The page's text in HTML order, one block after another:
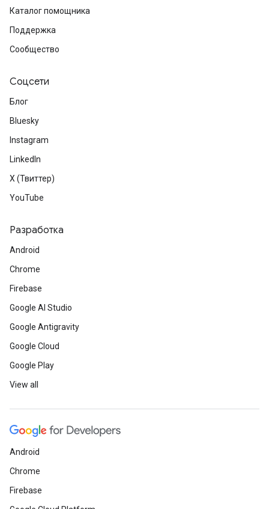
Каталог помощника
Поддержка
Сообщество
Соцсети
Блог
Bluesky
Instagram
LinkedIn
X (Твиттер)
YouTube
Разработка
Android
Chrome
Firebase
Google AI Studio
Google Antigravity
Google Cloud
Google Play
View all
Android
Chrome
Firebase